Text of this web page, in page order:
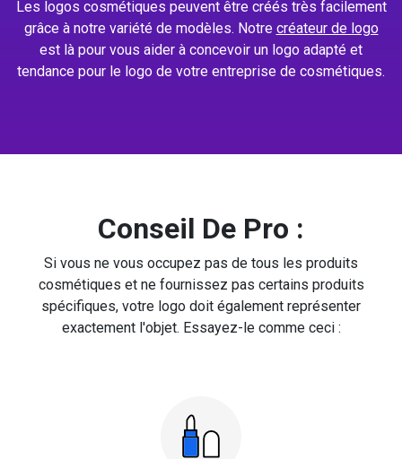
Les logos cosmétiques peuvent être créés très facilement
grâce à notre variété de modèles. Notre créateur de logo
est là pour vous aider à concevoir un logo adapté et
tendance pour le logo de votre entreprise de cosmétiques.
Conseil De Pro :
Si vous ne vous occupez pas de tous les produits
cosmétiques et ne fournissez pas certains produits
spécifiques, votre logo doit également représenter
exactement l'objet. Essayez-le comme ceci :